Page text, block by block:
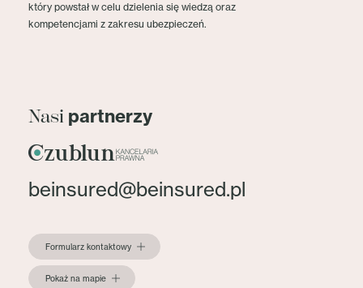
który powstał w celu dzielenia się wiedzą oraz
kompetencjami z zakresu ubezpieczeń.
Nasi partnerzy
beinsured@beinsured.pl
Formularz kontaktowy
Pokaż na mapie